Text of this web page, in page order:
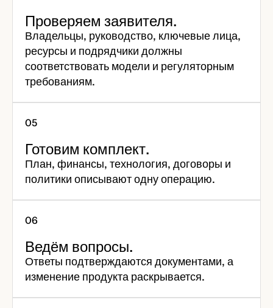
Проверяем заявителя.
Владельцы, руководство, ключевые лица,
ресурсы и подрядчики должны
соответствовать модели и регуляторным
требованиям.
Готовим комплект.
План, финансы, технология, договоры и
политики описывают одну операцию.
Ведём вопросы.
Ответы подтверждаются документами, а
изменение продукта раскрывается.